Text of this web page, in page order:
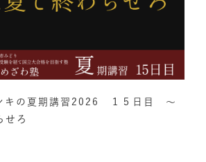
キの夏期講習2026 １５日目 ～
せろ